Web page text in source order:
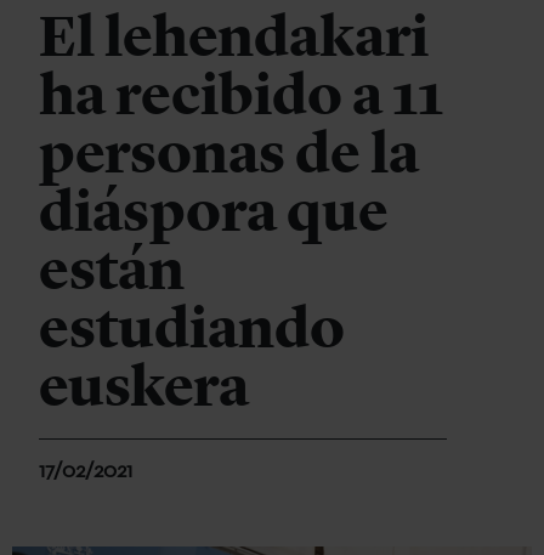
El lehendakari
ha recibido a 11
personas de la
diáspora que
están
estudiando
euskera
17/02/2021